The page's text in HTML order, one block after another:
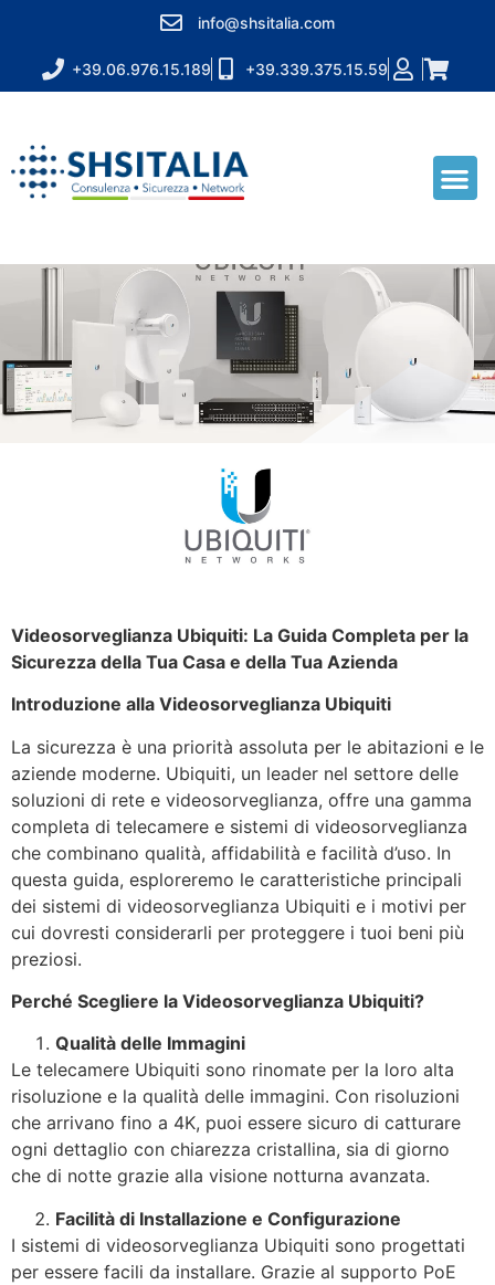
info@shsitalia.com
+39.06.976.15.189 +39.339.375.15.59
Videosorveglianza Ubiquiti: La Guida Completa per la
Sicurezza della Tua Casa e della Tua Azienda
Introduzione alla Videosorveglianza Ubiquiti
La sicurezza è una priorità assoluta per le abitazioni e le
aziende moderne. Ubiquiti, un leader nel settore delle
soluzioni di rete e videosorveglianza, offre una gamma
completa di telecamere e sistemi di videosorveglianza
che combinano qualità, affidabilità e facilità d’uso. In
questa guida, esploreremo le caratteristiche principali
dei sistemi di videosorveglianza Ubiquiti e i motivi per
cui dovresti considerarli per proteggere i tuoi beni più
preziosi.
Perché Scegliere la Videosorveglianza Ubiquiti?
Qualità delle Immagini
Le telecamere Ubiquiti sono rinomate per la loro alta
risoluzione e la qualità delle immagini. Con risoluzioni
che arrivano fino a 4K, puoi essere sicuro di catturare
ogni dettaglio con chiarezza cristallina, sia di giorno
che di notte grazie alla visione notturna avanzata.
Facilità di Installazione e Configurazione
I sistemi di videosorveglianza Ubiquiti sono progettati
per essere facili da installare. Grazie al supporto PoE